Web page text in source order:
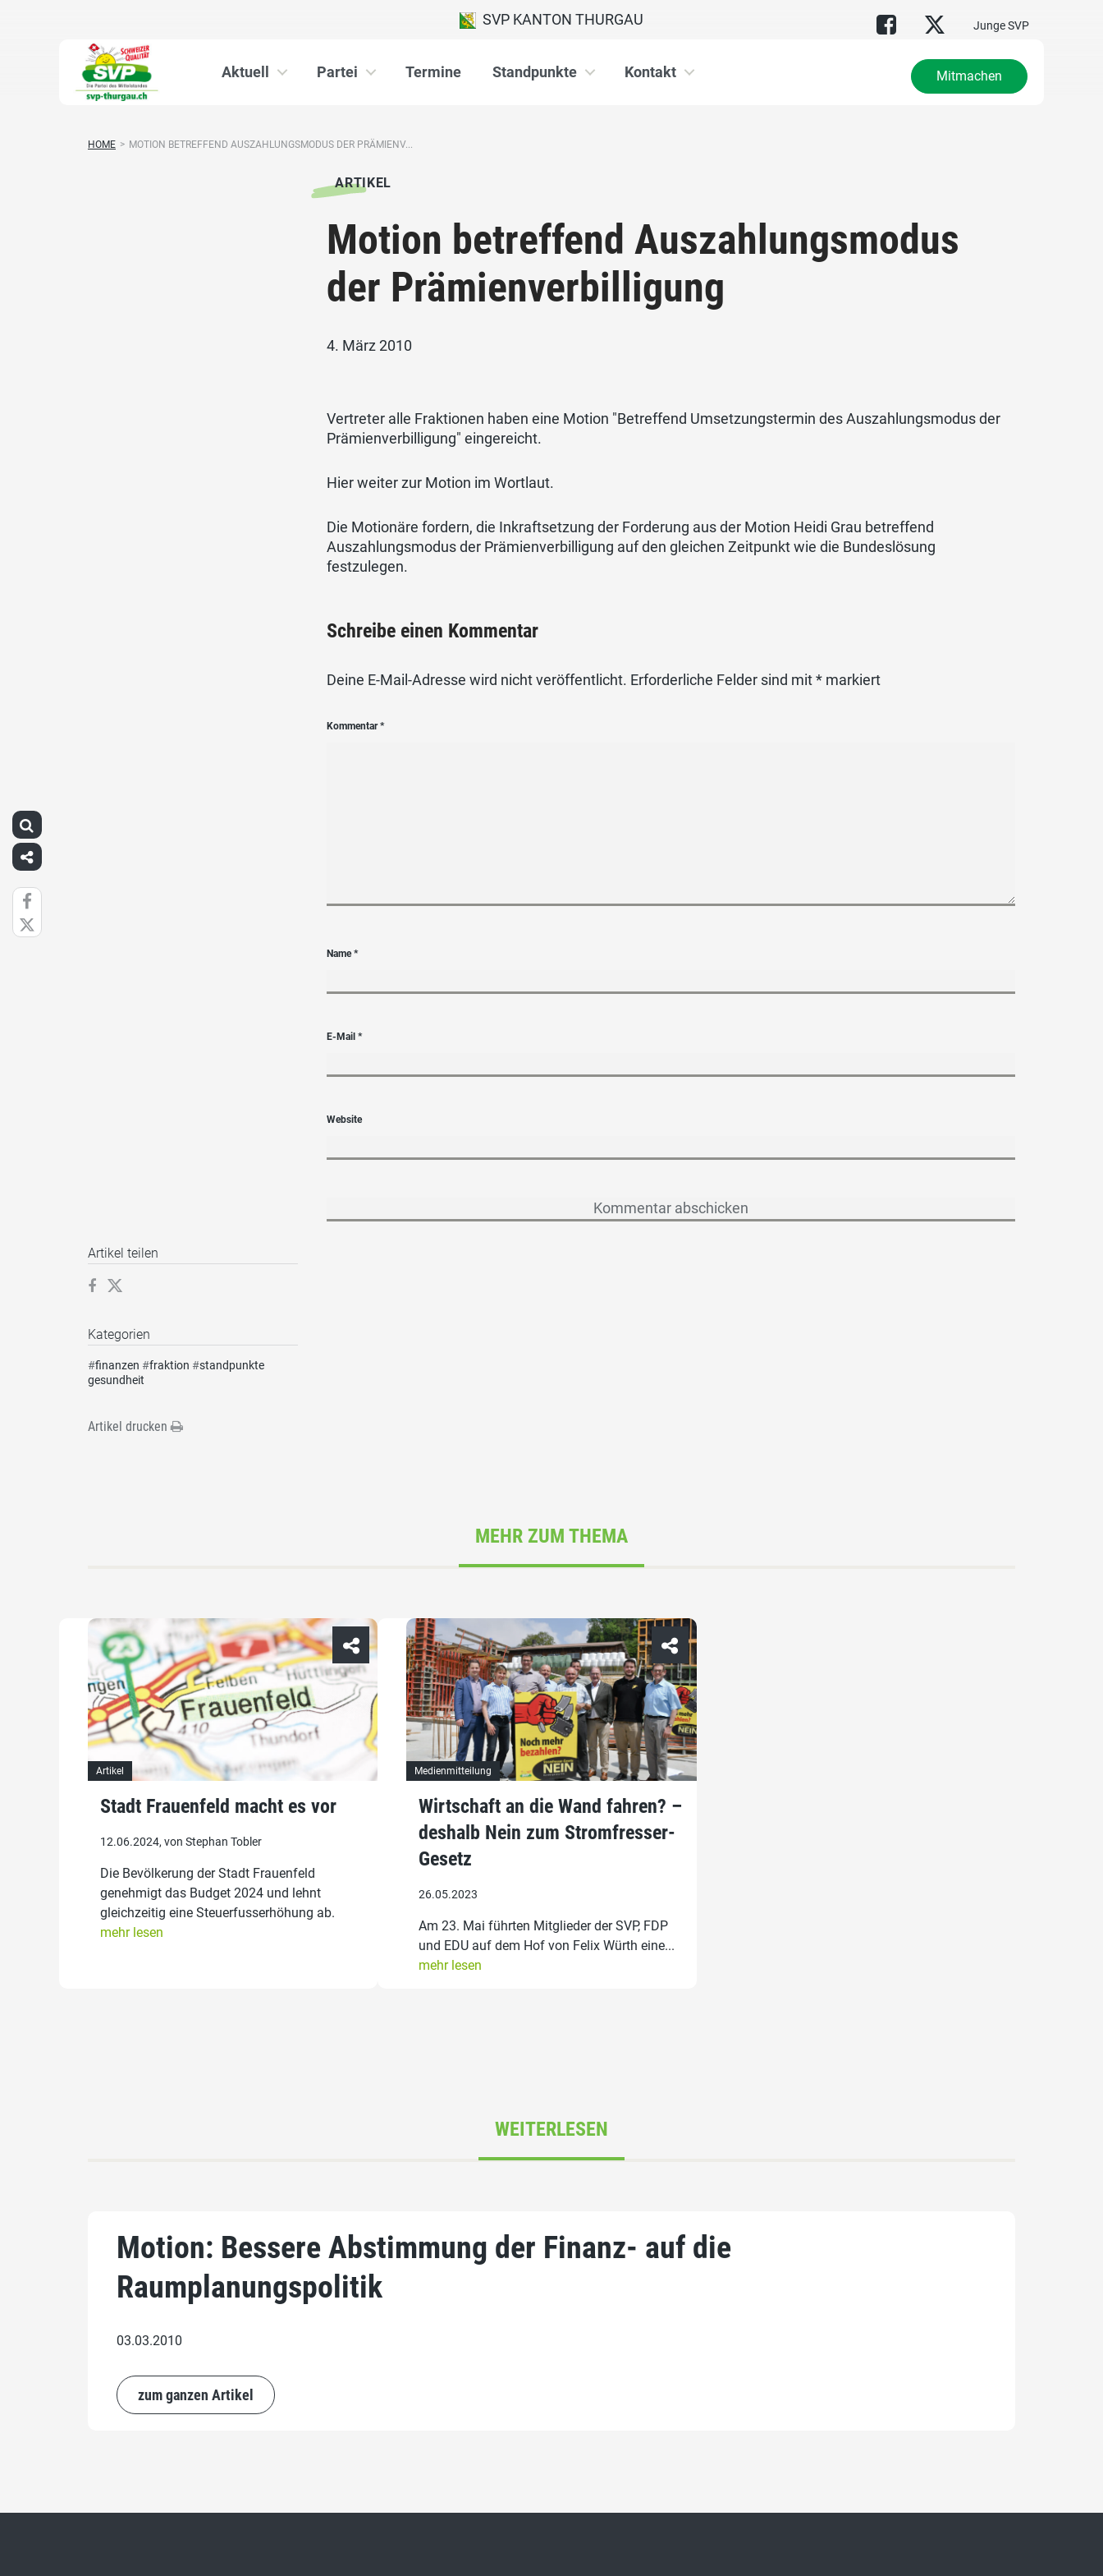
Junge SVP
SVP KANTON THURGAU
Aktuell Partei Termine Standpunkte Kontakt Mitmachen
HOME > MOTION BETREFFEND AUSZAHLUNGSMODUS DER PRÄMIENV...
ARTIKEL
Motion betreffend Auszahlungsmodus
der Prämienverbilligung
4. März 2010
Vertreter alle Fraktionen haben eine Motion "Betreffend Umsetzungstermin des Auszahlungsmodus der
Prämienverbilligung" eingereicht.
Hier weiter zur Motion im Wortlaut.
Die Motionäre fordern, die Inkraftsetzung der Forderung aus der Motion Heidi Grau betreffend
Auszahlungsmodus der Prämienverbilligung auf den gleichen Zeitpunkt wie die Bundeslösung
festzulegen.
Schreibe einen Kommentar
Deine E-Mail-Adresse wird nicht veröffentlicht. Erforderliche Felder sind mit* markiert
Kommentar*
Name*
E-Mail*
Website
Artikel teilen
Kategorien
#finanzen #fraktion #standpunkte
gesundheit
Artikel drucken
MEHR ZUM THEMA
Artikel
Stadt Frauenfeld macht es vor
12.06.2024, von Stephan Tobler
Die Bevölkerung der Stadt Frauenfeld
genehmigt das Budget 2024 und lehnt
gleichzeitig eine Steuerfusserhöhung ab.
mehr lesen
Medienmitteilung
Wirtschaft an die Wand fahren? –
deshalb Nein zum Stromfresser-
Gesetz
26.05.2023
Am 23. Mai führten Mitglieder der SVP, FDP
und EDU auf dem Hof von Felix Würth eine...
mehr lesen
WEITERLESEN
Motion: Bessere Abstimmung der Finanz- auf die
Raumplanungspolitik
03.03.2010
zum ganzen Artikel